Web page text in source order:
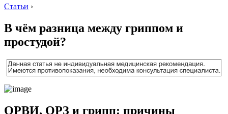
Статьи ›
В чём разница между гриппом и
простудой?
ОРВИ, ОРЗ и грипп: причины